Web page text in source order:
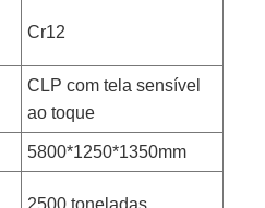
Cr12
CLP com tela sensível
ao toque
5800*1250*1350mm
2500 toneladas